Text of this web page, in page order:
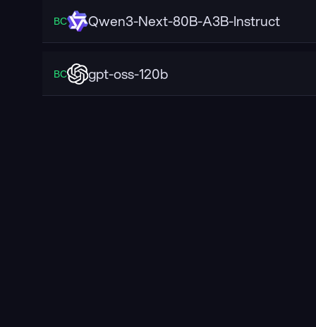
ВС Qwen3-Next-80B-A3B-Instruct
ВС gpt-oss-120b